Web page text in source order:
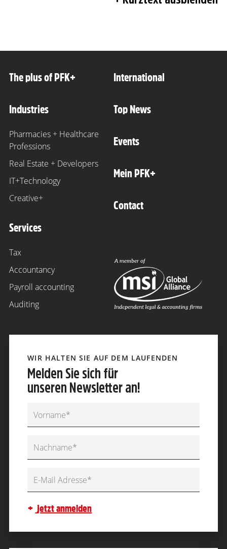
The plus of PFK+
Industries
Pharmacies + Healthcare
Professions
Real Estate + Developers
IT+Technology
Creative+
Services
Tax
Accountancy
Payroll accounting
Auditing
International
Top News
Events
Mein PFK+
Contact
WIR HALTEN SIE AUF DEM LAUFENDEN
Melden Sie sich für
unseren Newsletter an!
jetzt anmelden